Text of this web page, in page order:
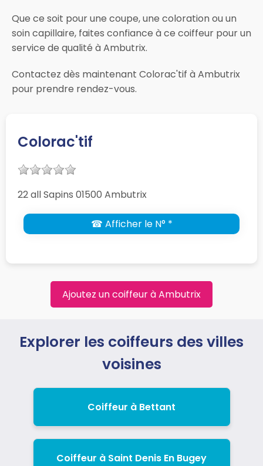
Que ce soit pour une coupe, une coloration ou un
soin capillaire, faites confiance à ce coiffeur pour un
service de qualité à Ambutrix.
Contactez dès maintenant Colorac'tif à Ambutrix
pour prendre rendez-vous.
Colorac'tif
22 all Sapins 01500 Ambutrix
☎ Afficher le N° *
Ajoutez un coiffeur à Ambutrix
Explorer les coiffeurs des villes
voisines
Coiffeur à Bettant
Coiffeur à Saint Denis En Bugey